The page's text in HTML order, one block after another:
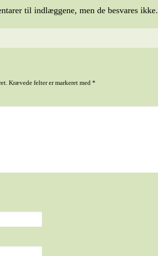
til indlæggene, men de besvares ikke.
Krævede felter er markeret med *